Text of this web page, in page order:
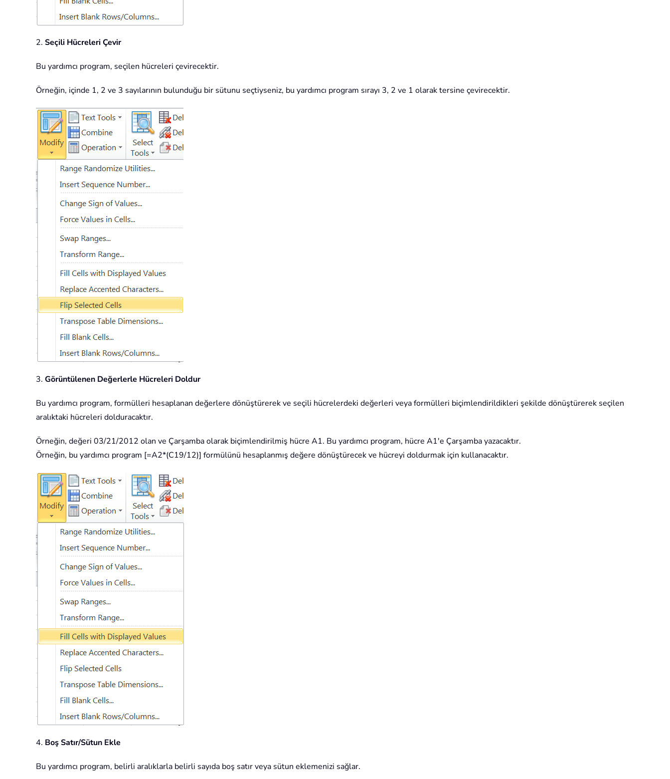
2. Seçili Hücreleri Çevir
Bu yardımcı program, seçilen hücreleri çevirecektir.
Örneğin, içinde 1, 2 ve 3 sayılarının bulunduğu bir sütunu seçtiyseniz, bu yardımcı program sırayı 3, 2 ve 1 olarak tersine çevirecektir.
3. Görüntülenen Değerlerle Hücreleri Doldur
Bu yardımcı program, formülleri hesaplanan değerlere dönüştürerek ve seçili hücrelerdeki değerleri veya formülleri biçimlendirildikleri şekilde dönüştürerek seçilen
aralıktaki hücreleri dolduracaktır.
Örneğin, değeri 03/21/2012 olan ve Çarşamba olarak biçimlendirilmiş hücre A1. Bu yardımcı program, hücre A1'e Çarşamba yazacaktır.
Örneğin, bu yardımcı program [=A2*(C19/12)] formülünü hesaplanmış değere dönüştürecek ve hücreyi doldurmak için kullanacaktır.
4. Boş Satır/Sütun Ekle
Bu yardımcı program, belirli aralıklarla belirli sayıda boş satır veya sütun eklemenizi sağlar.